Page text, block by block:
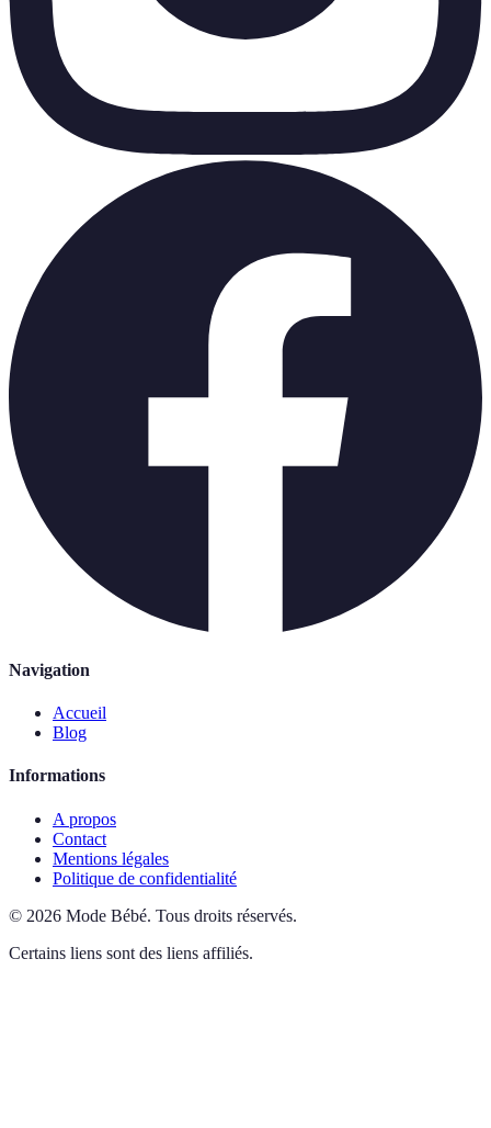
Navigation
Accueil
Blog
Informations
A propos
Contact
Mentions légales
Politique de confidentialité
© 2026 Mode Bébé. Tous droits réservés.
Certains liens sont des liens affiliés.